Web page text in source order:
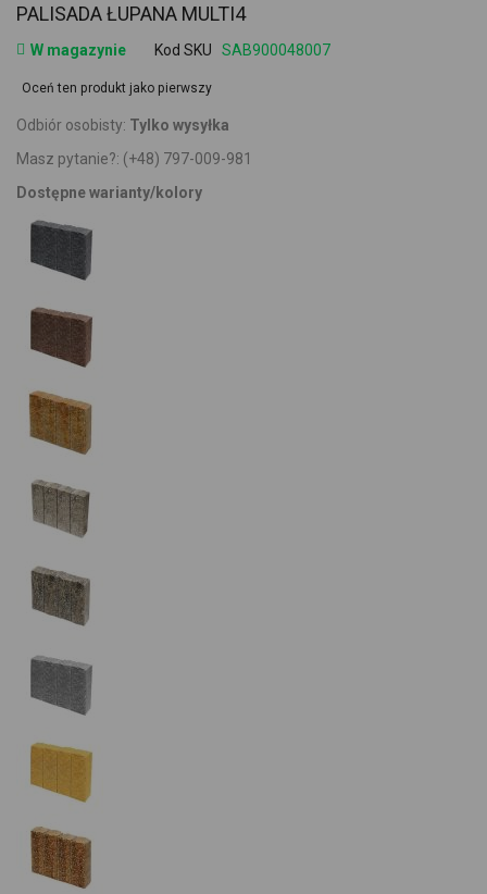
PALISADA ŁUPANA MULTI4
W magazynie Kod SKU SAB900048007
Oceń ten produkt jako pierwszy
Odbiór osobisty: Tylko wysyłka
Masz pytanie?: (+48) 797-009-981
Dostępne warianty/kolory